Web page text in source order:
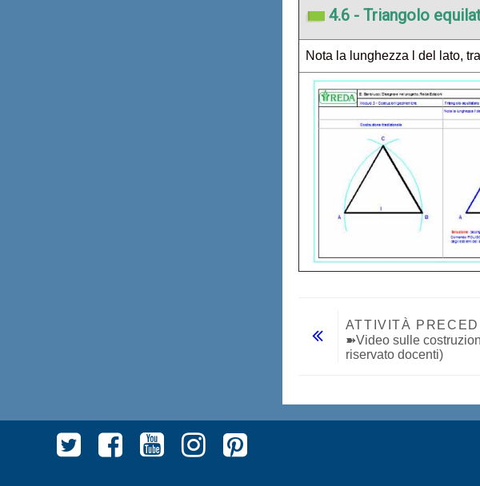
4.6 - Triangolo
Nota la lunghezza l del lato,
ATTIVITÀ
➽Video sulle
riservato docenti)